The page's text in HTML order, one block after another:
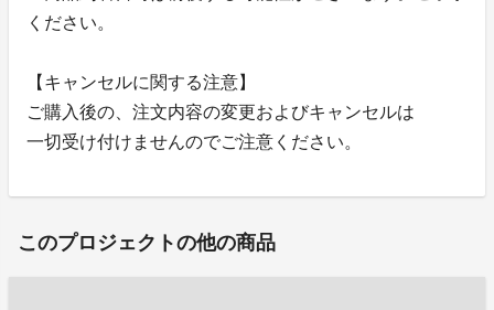
ください。
【キャンセルに関する注意】
ご購入後の、注文内容の変更およびキャンセルは
一切受け付けませんのでご注意ください。
このプロジェクトの他の商品